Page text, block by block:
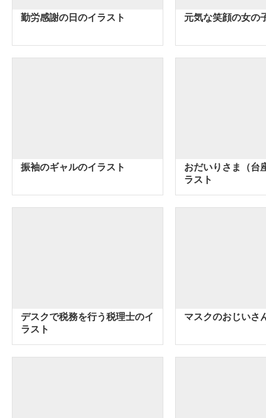
勤労感謝の日のイラスト 元気な笑顔の女の
振袖のギャルのイラスト
おだいりさま（台
ラスト
デスクで税務を行う税理士のイ
ラスト
マスクのおじいさ